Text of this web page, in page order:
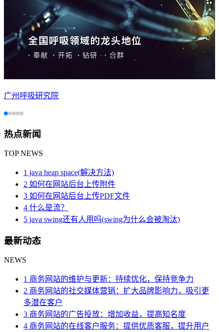
广州呼吸研究院
热点新闻
TOP NEWS
1 java heap space(解决方法)
2 如何在网站后台上传附件
3 如何在网站后台上传PDF文件
4 什么是流？
5 java swing还有人用吗(swing为什么会被淘汰)
最新动态
NEWS
1 商务网站的维护与更新：持续优化，保持竞争力
2 商务网站的社交媒体营销：扩大品牌影响力，吸引更
多潜在客户
3 商务网站的广告投放：增加收益，提高知名度
4 商务网站的在线客户服务：提供优质客服，提升用户